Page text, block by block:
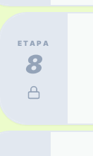
ETAPA
8